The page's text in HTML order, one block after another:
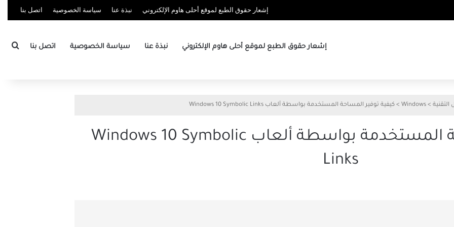
إشعار حقوق الطبع لموقع أحلى هاوم الإلكتروني نبذة عنا سياسة الخصوصية اتصل بنا
إشعار حقوق الطبع لموقع أحلى هاوم الإلكتروني نبذة عنا سياسة الخصوصية اتصل بنا
التقنية >
Windows
> كيفية توفير المساحة المستخدمة بواسطة ألعاب Windows 10 Symbolic Links
كيفية توفير المساحة المستخدمة بواسطة ألعاب Windows 10 Symbolic
Links